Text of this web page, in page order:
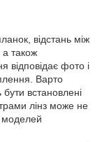
відстань між
а також
відповідає фото і
Варто
встановлені
лінз може не
моделей